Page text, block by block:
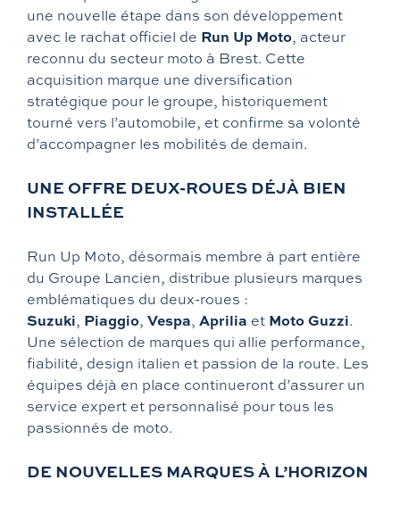
Zontes
une nouvelle étape dans son développement
avec le rachat officiel de Run Up Moto, acteur
reconnu du secteur moto à Brest. Cette
acquisition marque une diversification
stratégique pour le groupe, historiquement
tourné vers l’automobile, et confirme sa volonté
d’accompagner les mobilités de demain.
UNE OFFRE DEUX-ROUES DÉJÀ BIEN
INSTALLÉE
Run Up Moto, désormais membre à part entière
du Groupe Lancien, distribue plusieurs marques
emblématiques du deux-roues :
Suzuki, Piaggio, Vespa, Aprilia et Moto Guzzi.
Une sélection de marques qui allie performance,
fiabilité, design italien et passion de la route. Les
équipes déjà en place continueront d’assurer un
service expert et personnalisé pour tous les
passionnés de moto.
DE NOUVELLES MARQUES À L’HORIZON